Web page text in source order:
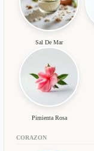
Sal De Mar
Pimienta Rosa
CORAZON